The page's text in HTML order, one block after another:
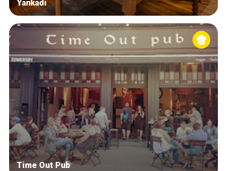
Yankadi
Time Out Pub